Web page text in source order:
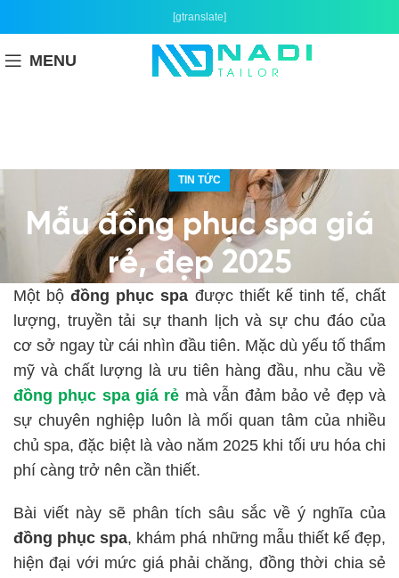
[gtranslate]
MENU
TIN TỨC
Mẫu đồng phục spa giá
rẻ, đẹp 2025
Một bộđồng phục spa được thiết kế tinh tế, chất
lượng, truyền tải sự thanh lịch và sự chu đáo của
cơ sở ngay từ cái nhìn đầu tiên. Mặc dù yếu tố thẩm
mỹ và chất lượng là ưu tiên hàng đầu, nhu cầu về
đồng phục spa giá rẻ mà vẫn đảm bảo vẻ đẹp và
sự chuyên nghiệp luôn là mối quan tâm của nhiều
chủ spa, đặc biệt là vào năm 2025 khi tối ưu hóa chi
phí càng trở nên cần thiết.
Bài viết này sẽ phân tích sâu sắc về ý nghĩa của
đồng phục spa, khám phá những mẫu thiết kế đẹp,
hiện đại với mức giá phải chăng, đồng thời chia sẻ